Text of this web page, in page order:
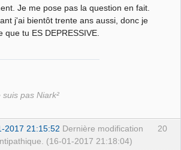
Je me pose pas la question en fait.
j'ai bientôt trente ans aussi, donc je
que tu ES DEPRESSIVE.
suis pas Niark²
20
2017 21:15:52 Dernière modification
(16-01-2017 21:18:04)